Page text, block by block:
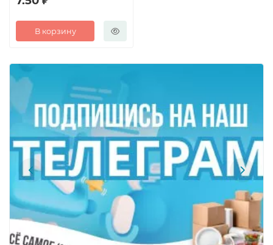
В корзину